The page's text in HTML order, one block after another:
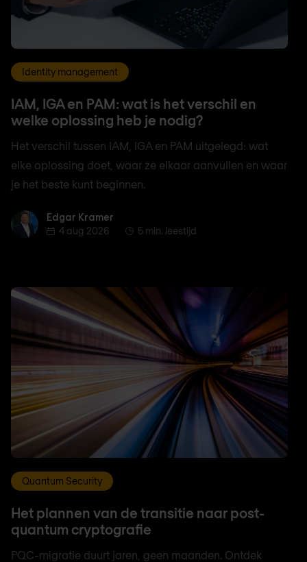
Identity management
IAM, IGA en PAM: wat is het verschil en
welke oplossing heb je nodig?
Het verschil tussen IAM, IGA en PAM uitgelegd: wat
elke oplossing doet, waar ze elkaar aanvullen en waar
je het beste kunt beginnen.
Edgar KramerEdgar Kramer
4 aug 2026
5 min. leestijd
Quantum Security
Het plannen van de transitie naar post-
quantum cryptografie
PQC-migratie duurt jaren, geen maanden. Ontdek